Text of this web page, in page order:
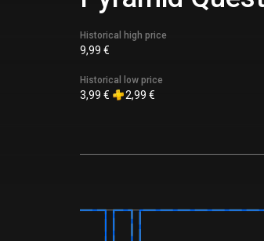
Historical high price
9,99 €
Historical low price
3,99 € 2,99 €